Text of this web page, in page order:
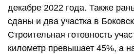
декабре 2022 года. Также
сданы и два участка в
Строительная готовность
километр превышает 45%, а